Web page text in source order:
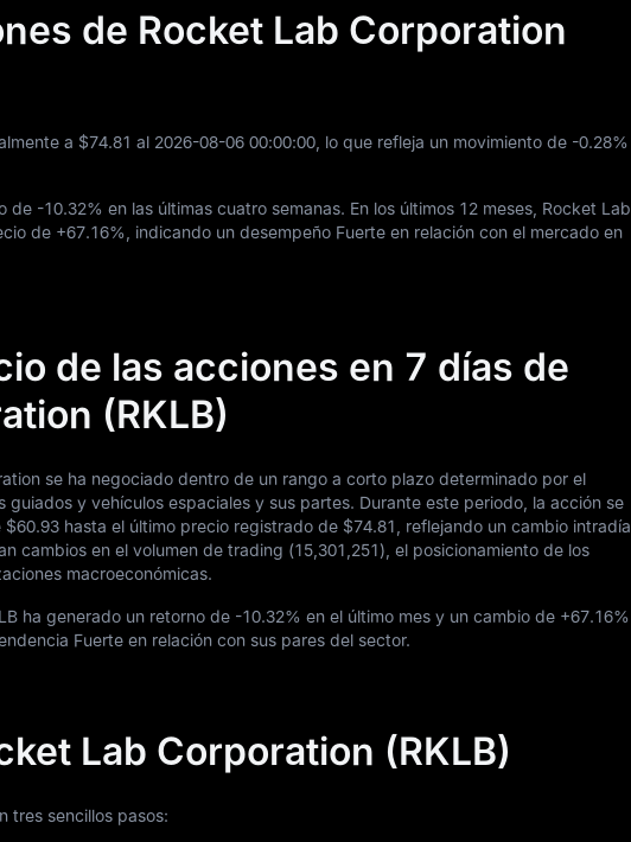
de Rocket Lab Corporation
a $74.81 al 2026-08-06 00:00:00 , lo que refleja un movimiento de -0.28%
de -10.32% en las últimas cuatro semanas. En los últimos 12 meses, Rocket Lab
de +67.16% , indicando un desempeño Fuerte en relación con el mercado en
de las acciones en 7 días de
(RKLB)
se ha negociado dentro de un rango a corto plazo determinado por el
guiados y vehículos espaciales y sus partes. Durante este periodo, la acción se
$60.93 hasta el último precio registrado de $74.81
, reflejando un cambio intradía
cambios en el volumen de trading (15,301,251), el posicionamiento de los
macroeconómicas.
ha generado un retorno de -10.32% en el último mes y un cambio de +67.16%
Fuerte en relación con sus pares del sector.
Lab Corporation (RKLB)
tres sencillos pasos: